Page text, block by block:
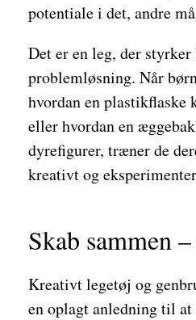
potentiale i det, andre
Det er en leg, der
problemløsning. Når
hvordan en
eller hvordan en
dyrefigurer, træner de
kreativt og
Skab sammen
Kreativt legetøj og
en oplagt anledning til at